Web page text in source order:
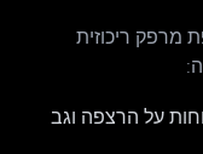
מרפק ריכוזית
על הרצפה וגב